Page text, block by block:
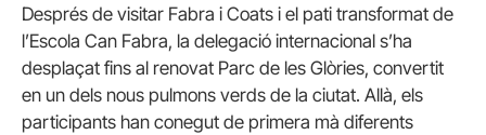
Després de visitar Fabra i Coats i el pati transformat de
l’Escola Can Fabra, la delegació internacional s’ha
desplaçat fins al renovat Parc de les Glòries, convertit
en un dels nous pulmons verds de la ciutat. Allà, els
participants han conegut de primera mà diferents